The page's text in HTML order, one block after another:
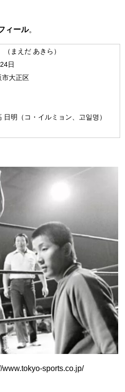
ィール。
だ あきら）
日
大正区
明（コ・イルミョン、고일명）
www.tokyo-sports.co.jp/